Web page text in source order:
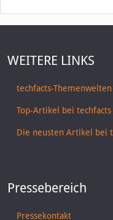
WEITERE LINKS
techfacts-Themenwelten
Top-Artikel bei techfacts
Die neusten Artikel bei
Pressebereich
Pressekontakt